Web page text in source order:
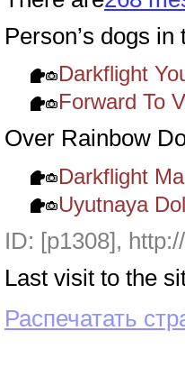
Person’s dogs
Darkflight
Forward To
Over Rainbow
Darkflight
Uyutnaya
ID: [p1308],
Last visit to the
Распечатать